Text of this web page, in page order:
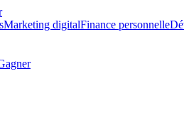
Marketing digitalFinance personnelle